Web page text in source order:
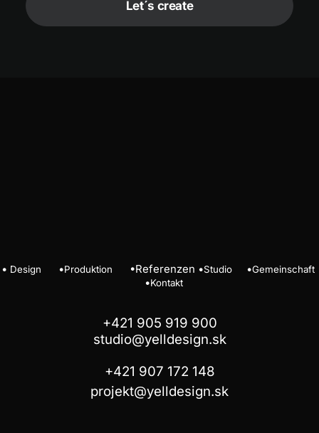
• Design •Produktion •Referenzen •Studio •Gemeinschaft
•Kontakt
+421 905 919 900
studio@yelldesign.sk
+421 907 172 148
projekt@yelldesign.sk